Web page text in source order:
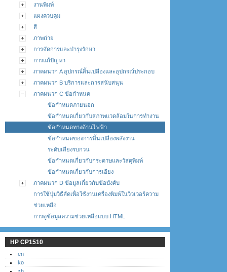
งานพิมพ์
แผงควบคุม
สี
ภาพถ่าย
การจัดการและบำรุงรักษา
การแก้ปัญหา
ภาคผนวก A อุปกรณ์สิ้นเปลืองและอุปกรณ์ประกอบ
ภาคผนวก B บริการและการสนับสนุน
ภาคผนวก C ข้อกำหนด
ข้อกำหนดภายนอก
ข้อกำหนดเกี่ยวกับสภาพแวดล้อมในการทำงาน
ข้อกำหนดทางด้านไฟฟ้า
ข้อกำหนดของการสิ้นเปลืองพลังงาน
ระดับเสียงรบกวน
ข้อกำหนดเกี่ยวกับกระดาษและวัสดุพิมพ์
ข้อกำหนดเกี่ยวกับการเอียง
ภาคผนวก D ข้อมูลเกี่ยวกับข้อบังคับ
การใช้ปุ่มวิธีลัดเพื่อใช้งานเครื่องพิมพ์ในวิวเวอร์ความ
ช่วยเหลือ
การดูข้อมูลความช่วยเหลือแบบ HTML
HP CP1510
en
ko